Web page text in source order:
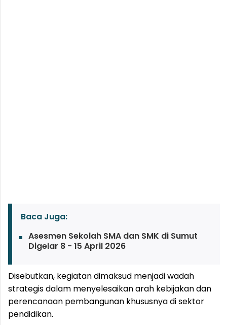
Baca Juga:
Asesmen Sekolah SMA dan SMK di Sumut
Digelar 8 - 15 April 2026
Disebutkan, kegiatan dimaksud menjadi wadah
strategis dalam menyelesaikan arah kebijakan dan
perencanaan pembangunan khususnya di sektor
pendidikan.